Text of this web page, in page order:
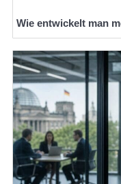
Wie entwickelt man